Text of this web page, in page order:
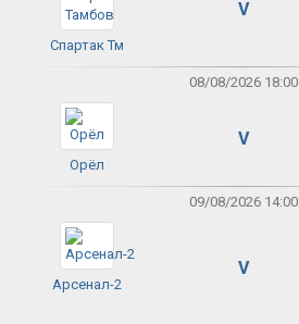
Спартак Тм
V
08/08/2026 18:00
Орёл
V
09/08/2026 14:00
Арсенал-2
V